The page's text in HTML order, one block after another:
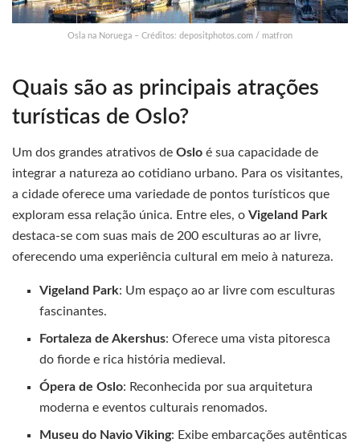
Osla na Noruega – Créditos: depositphotos.com / matfron
Quais são as principais atrações
turísticas de Oslo?
Um dos grandes atrativos de Oslo é sua capacidade de
integrar a natureza ao cotidiano urbano. Para os visitantes,
a cidade oferece uma variedade de pontos turísticos que
exploram essa relação única. Entre eles, o Vigeland Park
destaca-se com suas mais de 200 esculturas ao ar livre,
oferecendo uma experiência cultural em meio à natureza.
Vigeland Park: Um espaço ao ar livre com esculturas
fascinantes.
Fortaleza de Akershus: Oferece uma vista pitoresca
do fiorde e rica história medieval.
Ópera de Oslo: Reconhecida por sua arquitetura
moderna e eventos culturais renomados.
Museu do Navio Viking: Exibe embarcações autênticas